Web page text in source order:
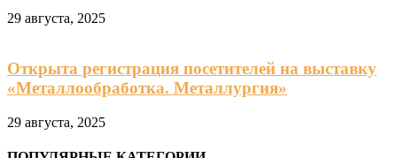
29 августа, 2025
Открыта регистрация посетителей на выставку
«Металлообработка. Металлургия»
29 августа, 2025